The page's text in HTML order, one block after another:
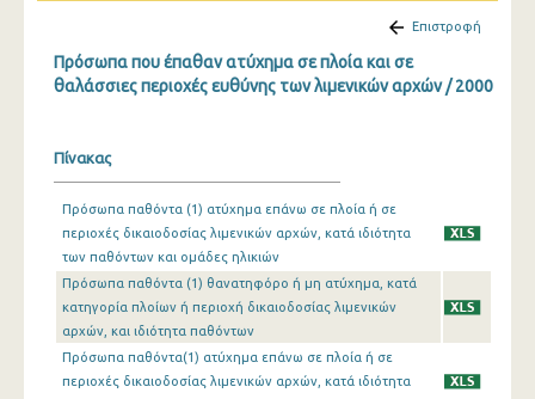
2005
2003
2002
2001
2000
1999
Επιστροφή
Πρόσωπα που έπαθαν ατύχημα σε πλοία και σε
θαλάσσιες περιοχές ευθύνης των λιμενικών αρχών / 2000
Πίνακας
Πρόσωπα παθόντα (1) ατύχημα επάνω σε πλοία ή σε
περιοχές δικαιοδοσίας λιμενικών αρχών, κατά ιδιότητα
των παθόντων και ομάδες ηλικιών
Πρόσωπα παθόντα (1) θανατηφόρο ή μη ατύχημα, κατά
κατηγορία πλοίων ή περιοχή δικαιοδοσίας λιμενικών
αρχών, και ιδιότητα παθόντων
Πρόσωπα παθόντα(1) ατύχημα επάνω σε πλοία ή σε
περιοχές δικαιοδοσίας λιμενικών αρχών, κατά ιδιότητα